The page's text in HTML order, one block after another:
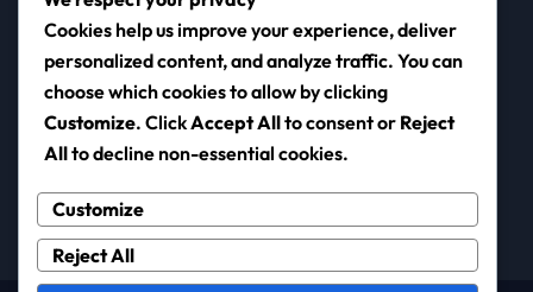
hudbarrierer
nf-2000.org
Cookies help us improve your experience, deliver
personalized content, and analyze traffic. You can
choose which cookies to allow by clicking
Customize. ClickAccept Allto consent or Reject
Allto decline non-essential cookies.
Customize
Reject All